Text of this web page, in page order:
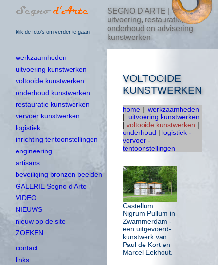
klik de foto's om verder te gaan
SEGNO D'ARTE |
uitvoering, restauratie,
onderhoud en advisering
kunstwerken
werkzaamheden
uitvoering kunstwerken
voltooide kunstwerken
onderhoud kunstwerken
restauratie kunstwerken
vervoer kunstwerken
logistiek
inrichting tentoonstellingen
engineering
artisans
beveiliging bronzen beelden
GALERIE Segno d'Arte
VIDEO
NIEUWS
nieuw op de site
ZOEKEN
contact
links
VOLTOOIDE
KUNSTWERKEN
home | werkzaamheden
| uitvoering kunstwerken
| voltooide kunstwerken |
onderhoud | logistiek -
vervoer -
tentoonstellingen
Castellum
Nigrum Pullum in
Zwammerdam -
een uitgevoerd-
kunstwerk van
Paul de Kort en
Marcel Eekhout.